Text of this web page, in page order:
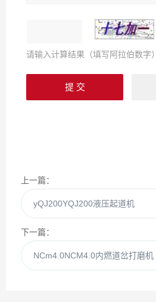
请输入计算结果（填写阿拉伯数字
上一篇：
yQJ200YQJ200液压起道机
下一篇：
NCm4.0NCM4.0内燃道岔打磨机